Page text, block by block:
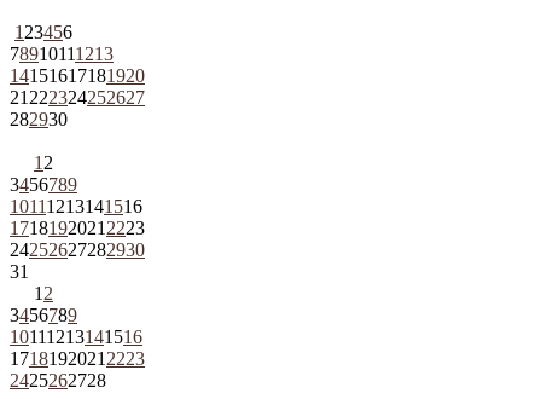
1 23456
78910111213
14151617181920
21 222324252627
282930
1 2
3456789
10111213141516
1718192021 2223
24252627282930
31
1 2
3456789
10111213141516
1718192021 2223
2425262728